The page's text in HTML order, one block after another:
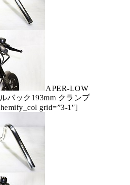
APER-LOW
バック193mm クランプ
grid=”3-1″]